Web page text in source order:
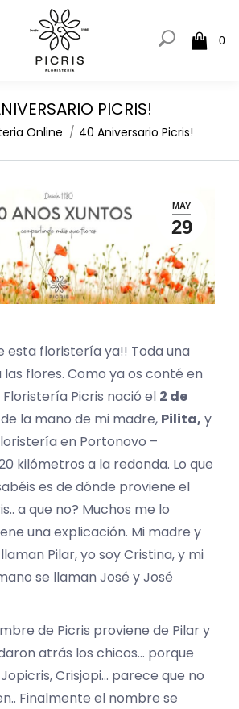
0
PICRIS!
Online 40 Aniversario Picris!
MAY
29
esta floristería ya!! Toda una
flores. Como ya os conté en
Picris nació el 2 de
la mano de mi madre, Pilita, y
en Portonovo –
kilómetros a la redonda. Lo que
es de dónde proviene el
a que no? Muchos me lo
una explicación. Mi madre y
Pilar, yo soy Cristina, y mi
se llaman José y José
de Picris proviene de Pilar y
atrás los chicos… porque
Jopicris, Crisjopi… parece que no
Finalmente el nombre se